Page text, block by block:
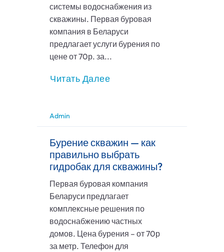
системы водоснабжения из
скважины. Первая буровая
компания в Беларуси
предлагает услуги бурения по
цене от 70р. за...
Читать Далее
Admin
Бурение скважин — как
правильно выбрать
гидробак для скважины?
Первая буровая компания
Беларуси предлагает
комплексные решения по
водоснабжению частных
домов. Цена бурения – от 70р
за метр. Телефон для